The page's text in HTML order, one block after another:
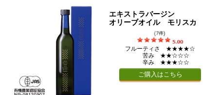
エキストラバージン
オリーブオイル モリスカ
フルーティさ ★★★★☆
苦み ★★☆☆☆
辛み ★★★☆☆
ご購入はこちら